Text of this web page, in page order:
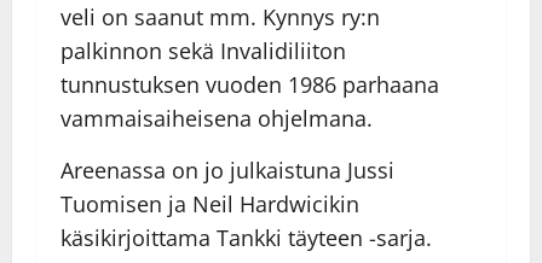
veli on saanut mm. Kynnys ry:n
palkinnon sekä Invalidiliiton
tunnustuksen vuoden 1986 parhaana
vammaisaiheisena ohjelmana.
Areenassa on jo julkaistuna Jussi
Tuomisen ja Neil Hardwicikin
käsikirjoittama Tankki täyteen -sarja.